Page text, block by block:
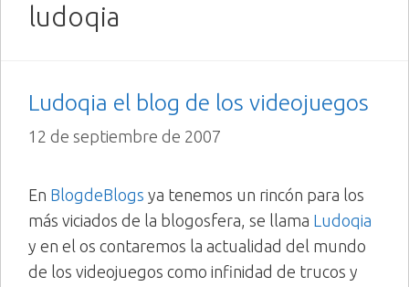
ludoqia
Ludoqia el blog de los videojuegos
12 de septiembre de 2007
En BlogdeBlogs ya tenemos un rincón para los
más viciados de la blogosfera, se llama Ludoqia
y en el os contaremos la actualidad del mundo
de los videojuegos como infinidad de trucos y